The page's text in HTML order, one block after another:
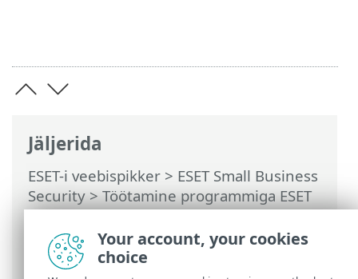
Jäljerida
ESET-i veebispikker > ESET Small Business
Security>Töötamine programmiga ESET
Small Business Security>Täpsem
häälestus >Kasutajaliides > Ekraanilugeri
tugi
Your account, your cookies
choice